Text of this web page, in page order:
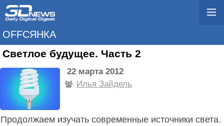
OFFСЯНКА
Светлое будущее. Часть 2
22 марта 2012
Илья Зайдель
Продолжаем изучать современные источники света.